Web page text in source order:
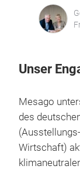
Unser
Mesago
des
Wirtschaft)